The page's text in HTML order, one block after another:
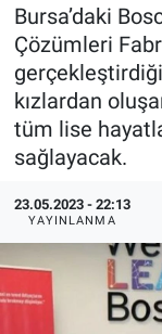
Bursa’daki
Çözümleri
gerçekleştirdiği
kızlardan
tüm lise
sağlayacak.
23.05.2023 - 22:13
YAYINLANMA